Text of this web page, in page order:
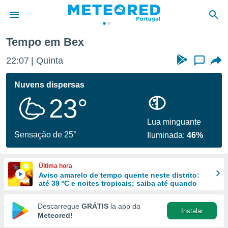
da
foi
fornecidas
a este
das
e
forma
digital
Tempo em Bex
22:07 Quinta ...
Nuvens dispersas
23°
Sensação de 25°
Lua minguante
Iluminada:46%
Última hora
Aviso amarelo de tempo quente neste distrito:
até 39 ºC e noites tropicais; saiba até quando
Descarregue GRÁTIS la app da
Meteored!
Instalar